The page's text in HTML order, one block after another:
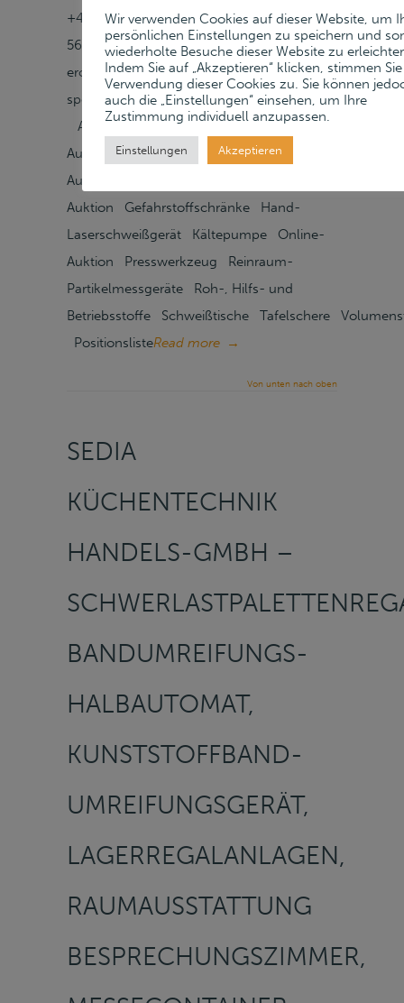
+49 (0)2151 - 360 99 89 F +49 (0)2151 - 537
56 69 M +49 (0)177 - 545 09 75
eroglu@lueders-partner.com Kontakt
speichern Kategorien
Akkubeschriftungsgerät Freiverkauf/Online-
Auktion Freiverkauf/Online-
Auktion Freiverkauf/Online-
Auktion Gefahrstoffschränke Hand-
Laserschweißgerät Kältepumpe Online-
Auktion Presswerkzeug Reinraum-
Partikelmessgeräte Roh-, Hilfs- und
Betriebsstoffe Schweißtische Tafelschere
PositionslisteRead more →
Von unten nach oben
SEDIA
KÜCHENTECHNIK
HANDELS-GMBH –
BANDUMREIFUNGS-
HALBAUTOMAT,
KUNSTSTOFFBAND-
UMREIFUNGSGERÄT,
LAGERREGALANLAGEN,
RAUMAUSSTATTUNG
BESPRECHUNGSZIMMER,
Wir verwenden Cookies auf dieser Website, um
persönlichen Einstellungen zu speichern und
wiederholte Besuche dieser Website zu
Indem Sie auf „Akzeptieren“ klicken, stimmen
Verwendung dieser Cookies zu. Sie können
auch die „Einstellungen“ einsehen, um Ihre
Zustimmung individuell anzupassen.
Einstellungen Akzeptieren